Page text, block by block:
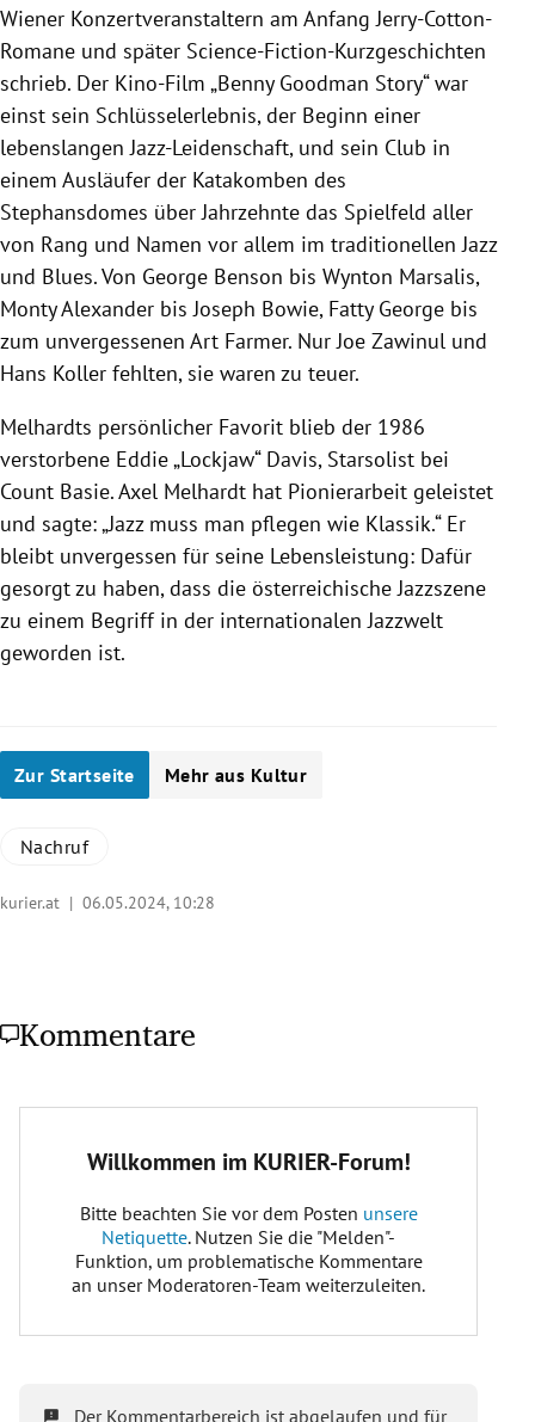
Wiener Konzertveranstaltern am Anfang Jerry-Cotton-
Romane und später Science-Fiction-Kurzgeschichten
schrieb. Der Kino-Film „Benny Goodman Story“ war
einst sein Schlüsselerlebnis, der Beginn einer
lebenslangen Jazz-Leidenschaft, und sein Club in
einem Ausläufer der Katakomben des
Stephansdomes über Jahrzehnte das Spielfeld aller
von Rang und Namen vor allem im traditionellen Jazz
und Blues. Von George Benson bis Wynton Marsalis,
Monty Alexander bis Joseph Bowie, Fatty George bis
zum unvergessenen Art Farmer. Nur Joe Zawinul und
Hans Koller fehlten, sie waren zu teuer.
Melhardts persönlicher Favorit blieb der 1986
verstorbene Eddie „Lockjaw“ Davis, Starsolist bei
Count Basie. Axel Melhardt hat Pionierarbeit geleistet
und sagte: „Jazz muss man pflegen wie Klassik.“ Er
bleibt unvergessen für seine Lebensleistung: Dafür
gesorgt zu haben, dass die österreichische Jazzszene
zu einem Begriff in der internationalen Jazzwelt
geworden ist.
Zur Startseite Mehr aus Kultur
Nachruf
kurier.at | 06.05.2024, 10:28
Kommentare